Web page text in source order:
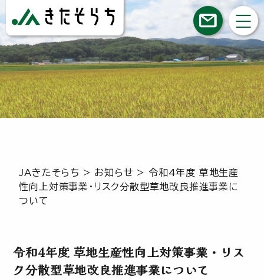
JAきたそらち > お知らせ > 令和4年度 草地生産
性向上対策事業・リスク分散型草地改良推進事業に
ついて
令和4年度 草地生産性向上対策事業・リス
ク分散型草地改良推進事業について